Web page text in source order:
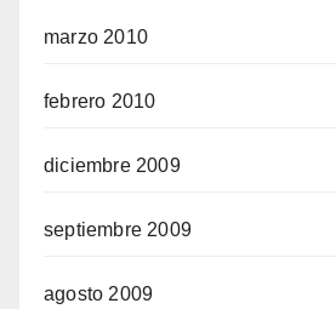
marzo 2010
febrero 2010
diciembre 2009
septiembre 2009
agosto 2009